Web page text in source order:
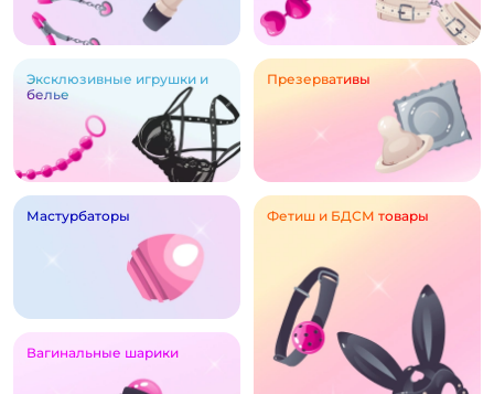
Эксклюзивные игрушки и
белье
Презервативы
Мастурбаторы
Вагинальные шарики
Фетиш и БДСМ товары